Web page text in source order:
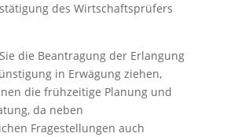
des Wirtschaftsprüfers
die Beantragung der Erlangung
in Erwägung ziehen,
die frühzeitige Planung und
da neben
Fragestellungen auch